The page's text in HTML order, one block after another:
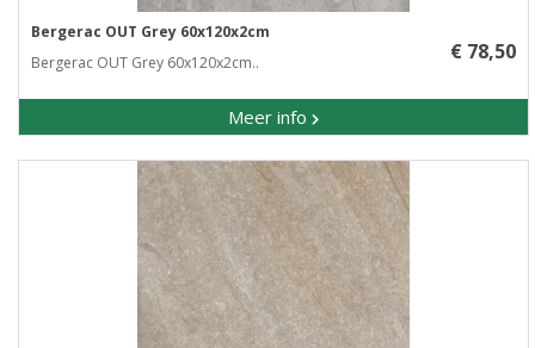
Bergerac OUT Grey 60x120x2cm
Bergerac OUT Grey 60x120x2cm..
Meer info
€ 78,50